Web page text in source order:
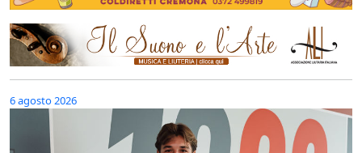
6 agosto 2026